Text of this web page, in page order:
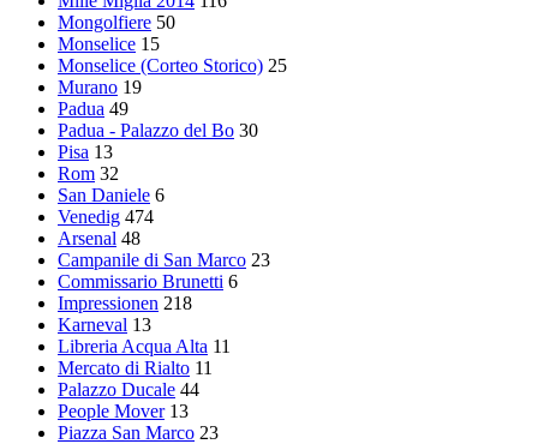
Mongolfiere 50
Monselice 15
Monselice (Corteo Storico) 25
Murano 19
Padua 49
Padua - Palazzo del Bo 30
Pisa 13
Rom 32
San Daniele 6
Venedig 474
Arsenal 48
Campanile di San Marco 23
Commissario Brunetti 6
Impressionen 218
Karneval 13
Libreria Acqua Alta 11
Mercato di Rialto 11
Palazzo Ducale 44
People Mover 13
Piazza San Marco 23